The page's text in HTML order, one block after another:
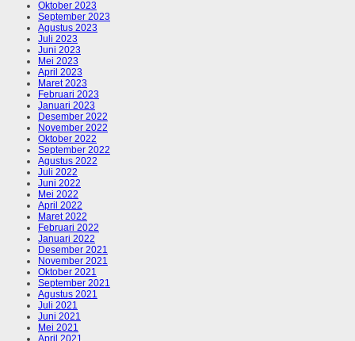
Oktober 2023
September 2023
Agustus 2023
Juli 2023
Juni 2023
Mei 2023
April 2023
Maret 2023
Februari 2023
Januari 2023
Desember 2022
November 2022
Oktober 2022
September 2022
Agustus 2022
Juli 2022
Juni 2022
Mei 2022
April 2022
Maret 2022
Februari 2022
Januari 2022
Desember 2021
November 2021
Oktober 2021
September 2021
Agustus 2021
Juli 2021
Juni 2021
Mei 2021
April 2021